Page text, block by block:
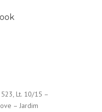
Lt. 10/15 –
– Jardim